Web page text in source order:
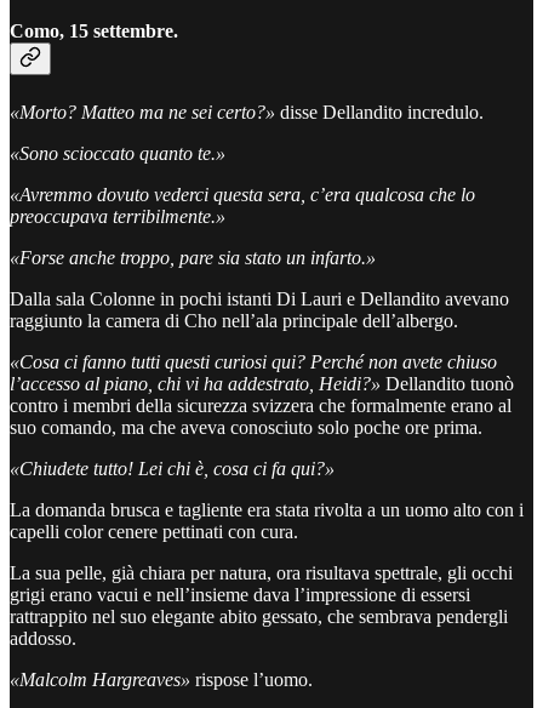
Como, 15 settembre.
«Morto? Matteo ma ne sei certo?» disse Dellandito incredulo.
«Sono scioccato quanto te.»
«Avremmo dovuto vederci questa sera, c’era qualcosa che lo
preoccupava terribilmente.»
«Forse anche troppo, pare sia stato un infarto.»
Dalla sala Colonne in pochi istanti Di Lauri e Dellandito avevano
raggiunto la camera di Cho nell’ala principale dell’albergo.
«Cosa ci fanno tutti questi curiosi qui? Perché non avete chiuso
l’accesso al piano, chi vi ha addestrato, Heidi?» Dellandito tuonò
contro i membri della sicurezza svizzera che formalmente erano al
suo comando, ma che aveva conosciuto solo poche ore prima.
«Chiudete tutto! Lei chi è, cosa ci fa qui?»
La domanda brusca e tagliente era stata rivolta a un uomo alto con i
capelli color cenere pettinati con cura.
La sua pelle, già chiara per natura, ora risultava spettrale, gli occhi
grigi erano vacui e nell’insieme dava l’impressione di essersi
rattrappito nel suo elegante abito gessato, che sembrava pendergli
addosso.
«Malcolm Hargreaves» rispose l’uomo.